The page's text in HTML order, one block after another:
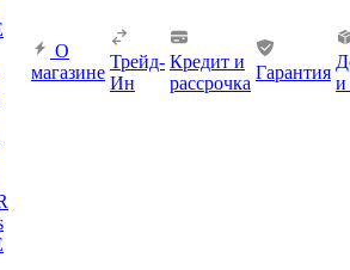
О
магазине
Трейд-
Ин
Кредит и
рассрочка
Гарантия
и